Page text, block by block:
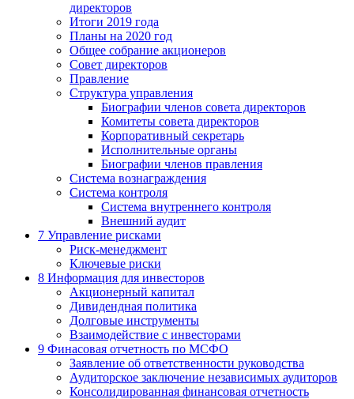
директоров
Итоги 2019 года
Планы на 2020 год
Общее собрание акционеров
Совет директоров
Правление
Структура управления
Биографии членов совета директоров
Комитеты совета директоров
Корпоративный секретарь
Исполнительные органы
Биографии членов правления
Система вознаграждения
Система контроля
Система внутреннего контроля
Внешний аудит
7 Управление рисками
Риск-менеджмент
Ключевые риски
8 Информация для инвесторов
Акционерный капитал
Дивидендная политика
Долговые инструменты
Взаимодействие с инвеcторами
9 Финасовая отчетность по МСФО
Заявление об ответственности руководства
Аудиторское заключение независимых аудиторов
Консолидированная финансовая отчетность